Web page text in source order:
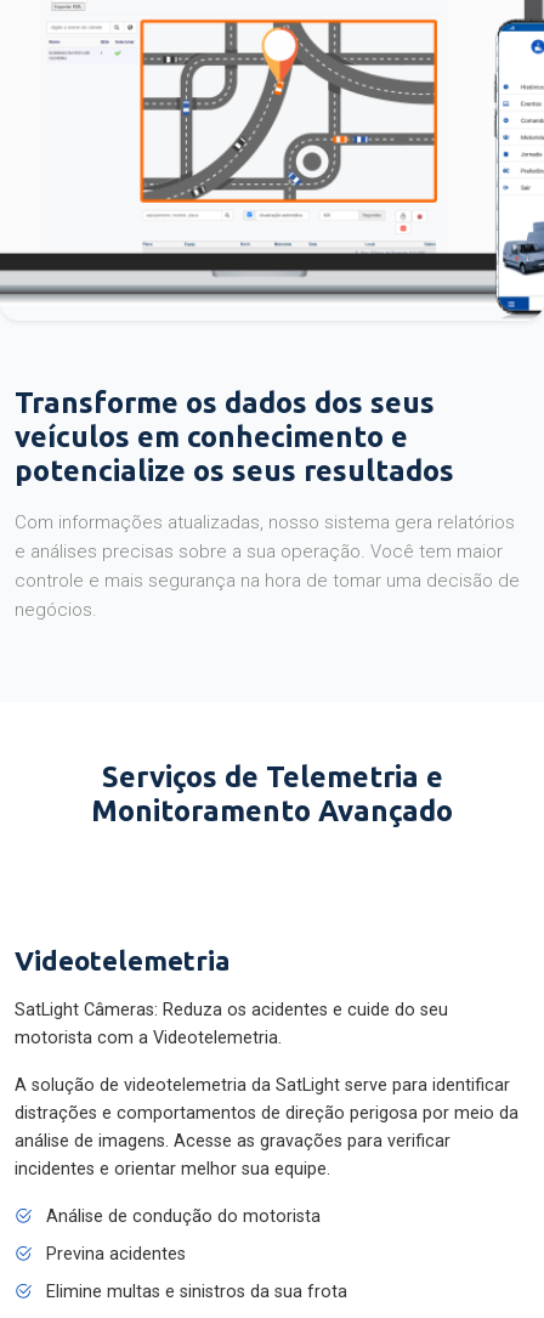
Transforme os dados dos seus
veículos em conhecimento e
potencialize os seus resultados
Com informações atualizadas, nosso sistema gera relatórios
e análises precisas sobre a sua operação. Você tem maior
controle e mais segurança na hora de tomar uma decisão de
negócios.
Serviços de Telemetria e
Monitoramento Avançado
Videotelemetria
SatLight Câmeras: Reduza os acidentes e cuide do seu
motorista com a Videotelemetria.
A solução de videotelemetria da SatLight serve para identificar
distrações e comportamentos de direção perigosa por meio da
análise de imagens. Acesse as gravações para verificar
incidentes e orientar melhor sua equipe.
Análise de condução do motorista
Previna acidentes
Elimine multas e sinistros da sua frota